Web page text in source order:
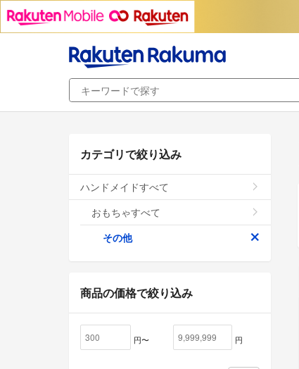
カテゴリで絞り込み
ハンドメイドすべて
おもちゃすべて
その他
商品の価格で絞り込み
円〜 円